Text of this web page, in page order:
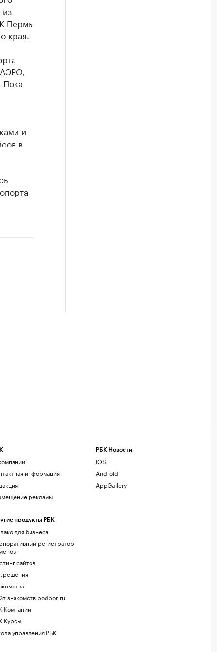
Пермь
края.
Пока
и
в
информация
рекламы
продукты РБК
для бизнеса
регистратор
сайтов
знакомств podbor.ru
Компании
Курсы
управления РБК
РБК Новости
iOS
Android
AppGallery